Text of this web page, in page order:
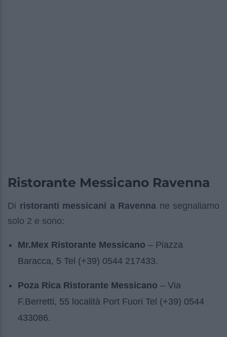
Ristorante Messicano Ravenna
Di ristoranti messicani a Ravenna ne segnaliamo
solo 2 e sono:
Mr.Mex Ristorante Messicano – Piazza
Baracca, 5 Tel (+39) 0544 217433.
Poza Rica Ristorante Messicano – Via
F.Berretti, 55 località Port Fuori Tel (+39) 0544
433086.